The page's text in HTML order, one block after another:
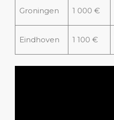
Groningen 1 000 €
Eindhoven 1 100 €